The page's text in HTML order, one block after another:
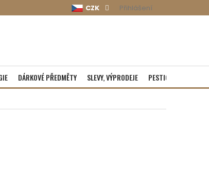
CZK Přihlášení
DÁRKOVÉ PŘEDMĚTY SLEVY, VÝPRODEJE PESTICIDY